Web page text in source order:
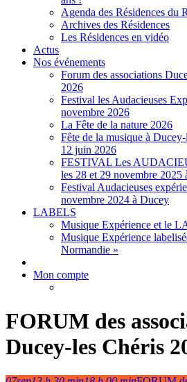
Agenda des Résidences du
Archives des Résidences
Les Résidences en vidéo
Actus
Nos événements
Forum des associations
2026
Festival les Audacieuses
novembre 2026
La Fête de la nature 2026
Fête de la musique à
12 juin 2026
FESTIVAL Les
les 28 et 29 novembre
Festival Audacieuses
novembre 2024 à Ducey
LABELS
Musique Expérience et le
Musique Expérience
Normandie »
Mon compte
FORUM des
Ducey-les Chéris